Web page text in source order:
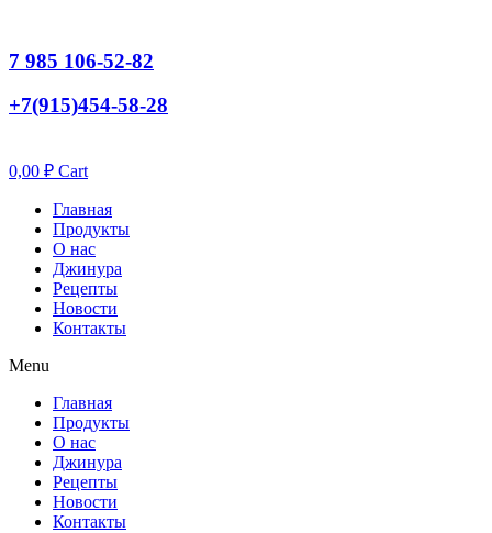
7 985 106-52-82
+7(915)454-58-28
0,00 ₽ Cart
Главная
Продукты
О нас
Джинура
Рецепты
Новости
Контакты
Menu
Главная
Продукты
О нас
Джинура
Рецепты
Новости
Контакты